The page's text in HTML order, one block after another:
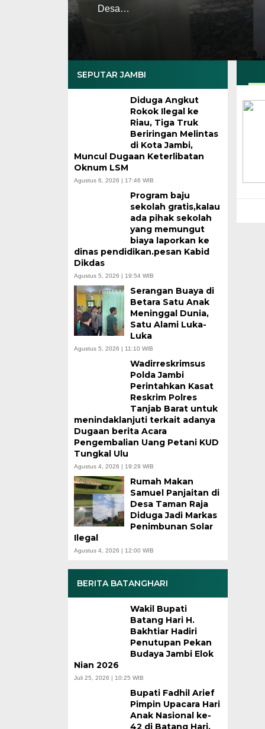
Desa…
SEPUTAR JAMBI
Diduga Angkut
Rokok Ilegal ke
Riau, Tiga Truk
Beriringan Melintas
di Kota Jambi,
Muncul Dugaan Keterlibatan
Oknum LSM
Agustus 6, 2026 | 17:46 WIB
Program baju
sekolah gratis,kalau
ada pihak sekolah
yang memungut
biaya laporkan ke
dinas pendidikan.pesan Kabid
Dikdas
Agustus 5, 2026 | 19:54 WIB
Serangan Buaya di
Betara Satu Anak
Meninggal Dunia,
Satu Alami Luka-
Luka
Agustus 5, 2026 | 11:10 WIB
Wadirreskrimsus
Polda Jambi
Perintahkan Kasat
Reskrim Polres
Tanjab Barat untuk
menindaklanjuti terkait adanya
Dugaan berita Acara
Pengembalian Uang Petani KUD
Tungkal Ulu
Agustus 4, 2026 | 19:29 WIB
Rumah Makan
Samuel Panjaitan di
Desa Taman Raja
Diduga Jadi Markas
Penimbunan Solar
Ilegal
Agustus 4, 2026 | 12:00 WIB
BERITA BATANGHARI
Wakil Bupati
Batang Hari H.
Bakhtiar Hadiri
Penutupan Pekan
Budaya Jambi Elok
Nian 2026
Juli 25, 2026 | 10:25 WIB
Bupati Fadhil Arief
Pimpin Upacara Hari
Anak Nasional ke-
42 di Batang Hari,